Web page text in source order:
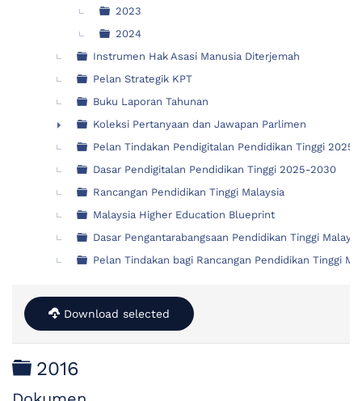
2023
2024
Instrumen Hak Asasi Manusia Diterjemah
Pelan Strategik KPT
Buku Laporan Tahunan
►
Koleksi Pertanyaan dan Jawapan Parlimen
Pelan Tindakan Pendigitalan Pendidikan Tinggi 2025-
Dasar Pendigitalan Pendidikan Tinggi 2025-2030
Rancangan Pendidikan Tinggi Malaysia
Malaysia Higher Education Blueprint
Dasar Pengantarabangsaan Pendidikan Tinggi
Pelan Tindakan bagi Rancangan Pendidikan Tinggi
Download selected
Folder
2016